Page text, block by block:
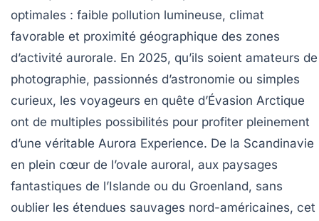
optimales : faible pollution lumineuse, climat
favorable et proximité géographique des zones
d’activité aurorale. En 2025, qu’ils soient amateurs de
photographie, passionnés d’astronomie ou simples
curieux, les voyageurs en quête d’Évasion Arctique
ont de multiples possibilités pour profiter pleinement
d’une véritable Aurora Experience. De la Scandinavie
en plein cœur de l’ovale auroral, aux paysages
fantastiques de l’Islande ou du Groenland, sans
oublier les étendues sauvages nord-américaines, cet